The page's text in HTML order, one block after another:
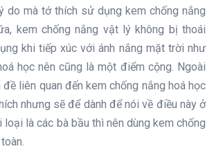
do mà tớ thích sử dụng kem chống nắng
kem chống nắng vật lý không bị thoái
khi tiếp xúc với ánh nắng mặt trời như
học nên cũng là một điểm cộng. Ngoài
liên quan đến kem chống nắng hoá học
nhưng sẽ để dành để nói về điều này ở
loại là các bà bầu thì nên dùng kem chống